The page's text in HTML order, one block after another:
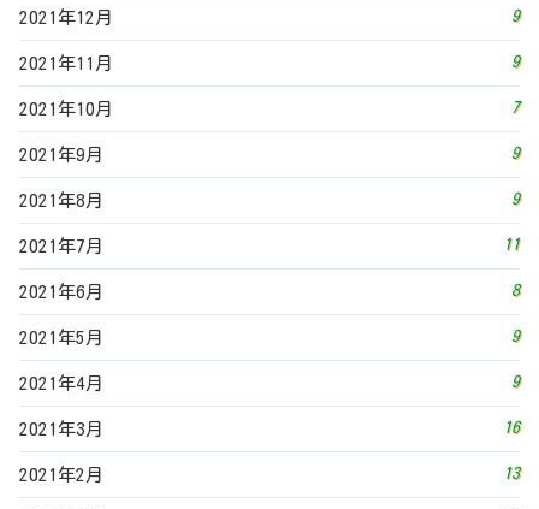
2021年12月 9
2021年11月 9
2021年10月 7
2021年9月 9
2021年8月 9
2021年7月 11
2021年6月 8
2021年5月 9
2021年4月 9
2021年3月 16
2021年2月 13